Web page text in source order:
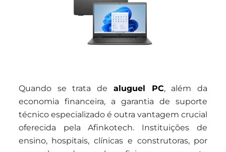
Quando se trata de aluguel PC, além da
economia financeira, a garantia de suporte
técnico especializado é outra vantagem crucial
oferecida pela Afinkotech. Instituições de
ensino, hospitais, clínicas e construtoras, por